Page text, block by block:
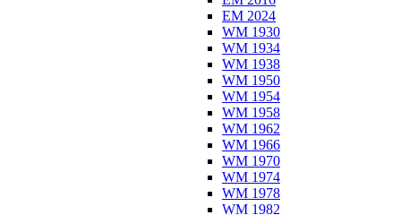
EM 2024
WM 1930
WM 1934
WM 1938
WM 1950
WM 1954
WM 1958
WM 1962
WM 1966
WM 1970
WM 1974
WM 1978
WM 1982